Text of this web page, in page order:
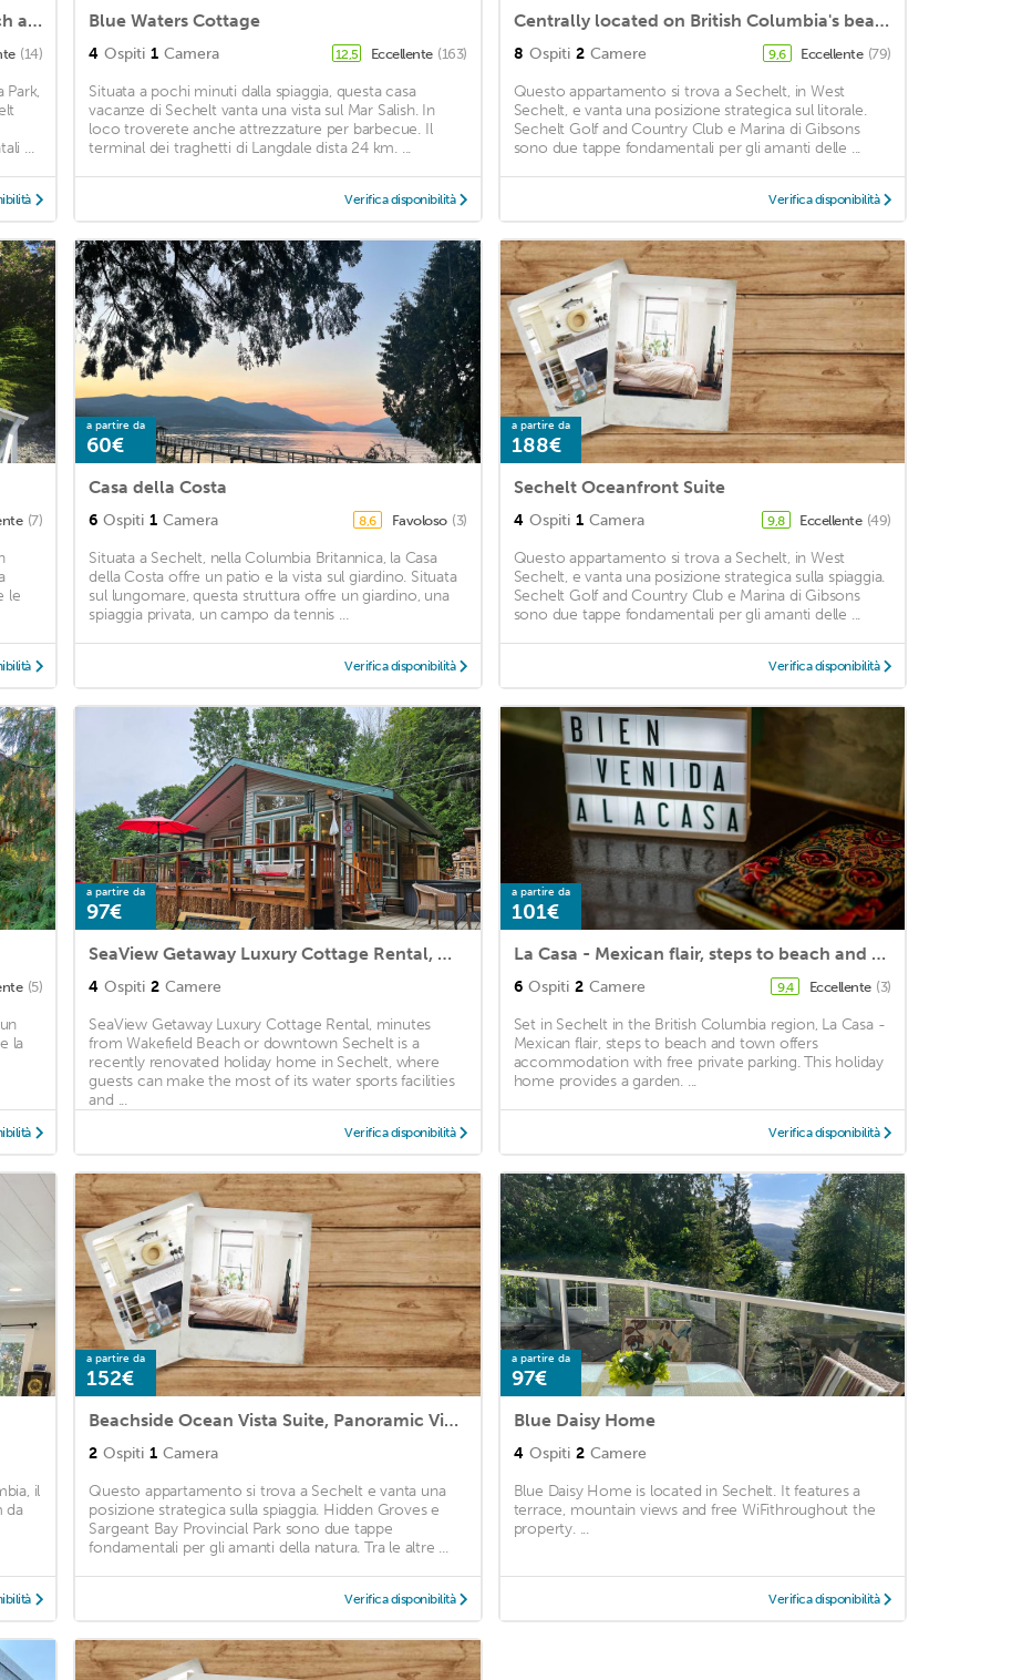
Spectacular Ocean View Suite with beach access
(14)
...
Blue Waters Cottage
4 Ospiti 1 Camera 12,5 Eccellente (163)
Situata a pochi minuti dalla spiaggia, questa casa
vacanze di Sechelt vanta una vista sul Mar Salish. In
loco troverete anche attrezzature per barbecue. Il
terminal dei traghetti di Langdale dista 24 km. ...
Verifica disponibilità
Centrally located on British Columbia's beautiful Sunshine Coast
8 Ospiti 2 Camere 9,6 Eccellente (79)
Questo appartamento si trova a Sechelt, in West
Sechelt, e vanta una posizione strategica sul litorale.
Sechelt Golf and Country Club e Marina di Gibsons
sono due tappe fondamentali per gli amanti delle ...
Verifica disponibilità
(7)
le
a partire da
60€
Casa della Costa
6 Ospiti 1 Camera 8,6 Favoloso (3)
Situata a Sechelt, nella Columbia Britannica, la Casa
della Costa offre un patio e la vista sul giardino. Situata
sul lungomare, questa struttura offre un giardino, una
spiaggia privata, un campo da tennis ...
Verifica disponibilità
a partire da
188€
Sechelt Oceanfront Suite
4 Ospiti 1 Camera 9,8 Eccellente (49)
Questo appartamento si trova a Sechelt, in West
Sechelt, e vanta una posizione strategica sulla spiaggia.
Sechelt Golf and Country Club e Marina di Gibsons
sono due tappe fondamentali per gli amanti delle ...
Verifica disponibilità
(5)
la
a partire da
97€
SeaView Getaway Luxury Cottage Rental, minutes from Wakefield Beach or downtown Sechelt
4 Ospiti 2 Camere
SeaView Getaway Luxury Cottage Rental, minutes
from Wakefield Beach or downtown Sechelt is a
recently renovated holiday home in Sechelt, where
guests can make the most of its water sports facilities
and ...
Verifica disponibilità
a partire da
101€
La Casa - Mexican flair, steps to beach and town
6 Ospiti 2 Camere 9,4 Eccellente (3)
Set in Sechelt in the British Columbia region, La Casa -
Mexican flair, steps to beach and town offers
accommodation with free private parking. This holiday
home provides a garden. ...
Verifica disponibilità
il
da
a partire da
152€
Beachside Ocean Vista Suite, Panoramic Views, Hot Tub
2 Ospiti 1 Camera
Questo appartamento si trova a Sechelt e vanta una
posizione strategica sulla spiaggia. Hidden Groves e
Sargeant Bay Provincial Park sono due tappe
fondamentali per gli amanti della natura. Tra le altre ...
Verifica disponibilità
a partire da
97€
Blue Daisy Home
4 Ospiti 2 Camere
Blue Daisy Home is located in Sechelt. It features a
terrace, mountain views and free WiFithroughout the
property. ...
Verifica disponibilità